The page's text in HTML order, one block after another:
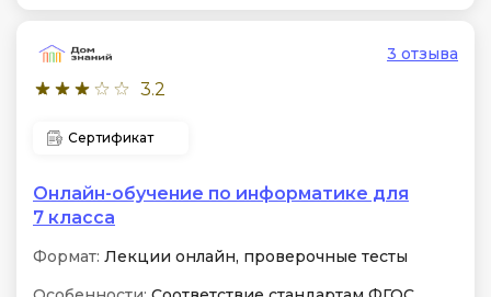
3.2
3 отзыва
Сертификат
Онлайн-обучение по информатике для
7 класса
Формат: Лекции онлайн, проверочные тесты